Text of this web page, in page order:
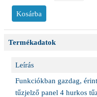
Termékadatok
Leírás
Funkciókban gazdag,
tűzjelző panel 4 hurkos